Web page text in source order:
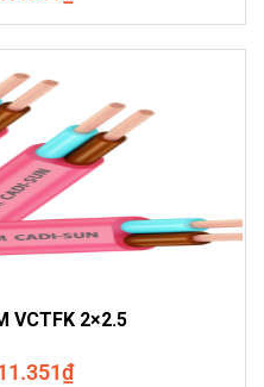
VCTFK 2×2.5
₫